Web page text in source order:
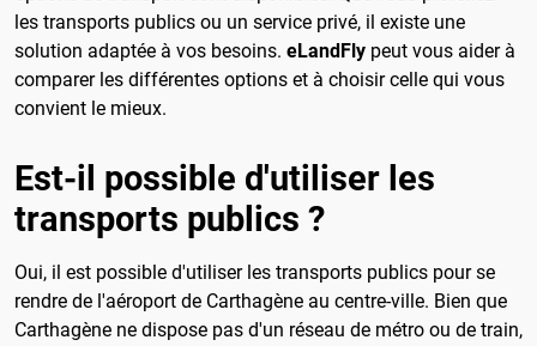
les transports publics ou un service privé, il existe une
solution adaptée à vos besoins. eLandFly peut vous aider à
comparer les différentes options et à choisir celle qui vous
convient le mieux.
Est-il possible d'utiliser les
transports publics ?
Oui, il est possible d'utiliser les transports publics pour se
rendre de l'aéroport de Carthagène au centre-ville. Bien que
Carthagène ne dispose pas d'un réseau de métro ou de train,